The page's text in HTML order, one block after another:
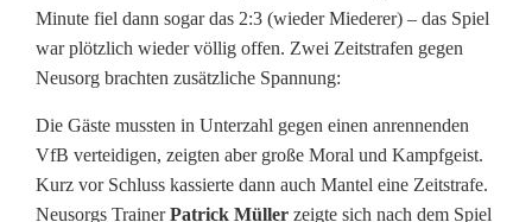
Minute fiel dann sogar das 2:3 (wieder Miederer) – das Spiel
war plötzlich wieder völlig offen. Zwei Zeitstrafen gegen
Neusorg brachten zusätzliche Spannung:
Die Gäste mussten in Unterzahl gegen einen anrennenden
VfB verteidigen, zeigten aber große Moral und Kampfgeist.
Kurz vor Schluss kassierte dann auch Mantel eine Zeitstrafe.
Neusorgs TrainerPatrick Müller zeigte sich nach dem Spiel